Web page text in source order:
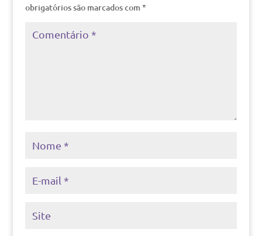
obrigatórios são marcados com *